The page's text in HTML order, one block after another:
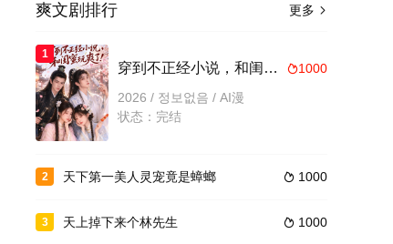
更多 
爽文剧排行
1
1000
穿到不正经小说，和闺蜜玩爽了
2026 / 정보없음 / AI漫
状态：完结
2  1000
天下第一美人灵宠竟是蟑螂
3  1000
天上掉下来个林先生